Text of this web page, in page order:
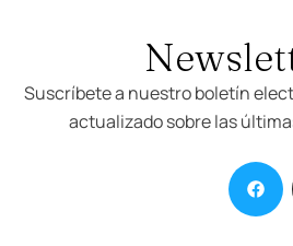
Suscríbete a nuestro boletín
actualizado sobre las